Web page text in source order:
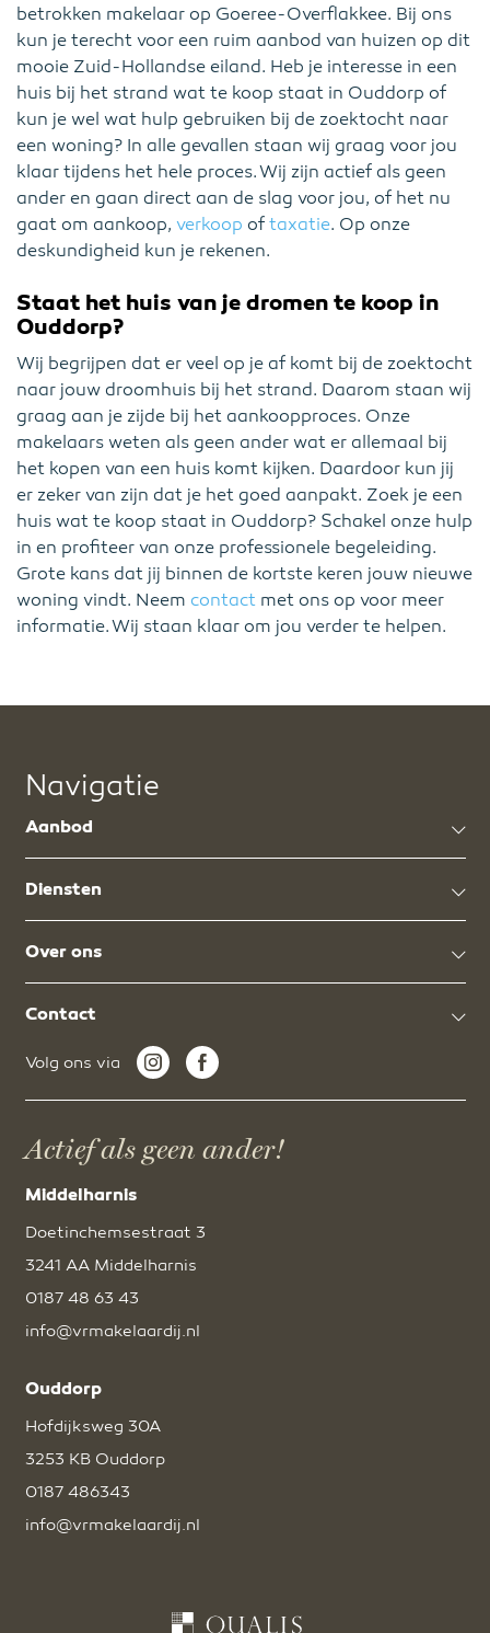
betrokken makelaar op Goeree-Overflakkee. Bij ons
kun je terecht voor een ruim aanbod van huizen op dit
mooie Zuid-Hollandse eiland. Heb je interesse in een
huis bij het strand wat te koop staat in Ouddorp of
kun je wel wat hulp gebruiken bij de zoektocht naar
een woning? In alle gevallen staan wij graag voor jou
klaar tijdens het hele proces. Wij zijn actief als geen
ander en gaan direct aan de slag voor jou, of het nu
gaat om aankoop, verkoop of taxatie. Op onze
deskundigheid kun je rekenen.
Staat het huis van je dromen te koop in
Ouddorp?
Wij begrijpen dat er veel op je af komt bij de zoektocht
naar jouw droomhuis bij het strand. Daarom staan wij
graag aan je zijde bij het aankoopproces. Onze
makelaars weten als geen ander wat er allemaal bij
het kopen van een huis komt kijken. Daardoor kun jij
er zeker van zijn dat je het goed aanpakt. Zoek je een
huis wat te koop staat in Ouddorp? Schakel onze hulp
in en profiteer van onze professionele begeleiding.
Grote kans dat jij binnen de kortste keren jouw nieuwe
woning vindt. Neem contact met ons op voor meer
informatie. Wij staan klaar om jou verder te helpen.
Navigatie
Aanbod
Diensten
Over ons
Contact
Volg ons via
Actief als geen ander!
Middelharnis
Doetinchemsestraat 3
3241 AA Middelharnis
0187 48 63 43
info@vrmakelaardij.nl
Ouddorp
Hofdijksweg 30A
3253 KB Ouddorp
0187 486343
info@vrmakelaardij.nl